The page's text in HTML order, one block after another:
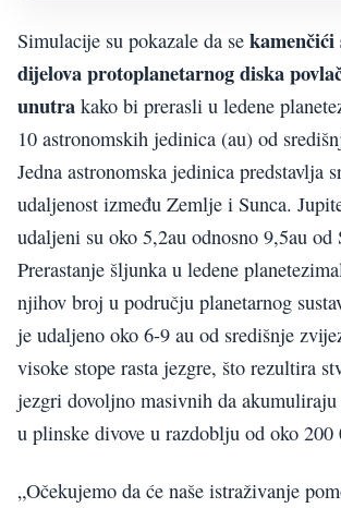
Simulacije su pokazale da se
dijelova protoplanetarnog diska
unutra kako bi prerasli u ledene
10 astronomskih jedinica (au) od
Jedna astronomska jedinica predstavlja
udaljenost između Zemlje i Sunca.
udaljeni su oko 5,2au odnosno 9,5au od
Prerastanje šljunka u ledene
njihov broj u području planetarnog
je udaljeno oko 6-9 au od središnje
visoke stope rasta jezgre, što rezultira
jezgri dovoljno masivnih da
u plinske divove u razdoblju od oko 200
„Očekujemo da će naše istraživanje